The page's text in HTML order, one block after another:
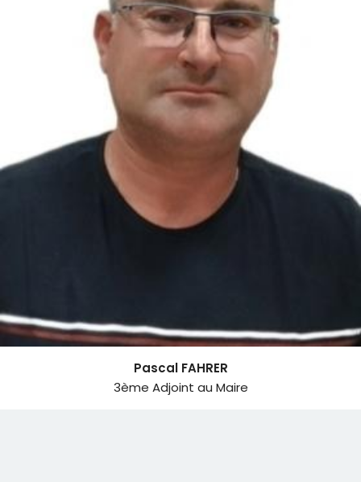
Président de la commission Sport Culture Vies Associative
et Scolaire.
Membre de la Commission Communale des Impôts Directs.
Délégué de la commune au Conseil d’École du
Regroupement Pédagogique Intercommunal
Pascal FAHRER
3ème Adjoint au Maire